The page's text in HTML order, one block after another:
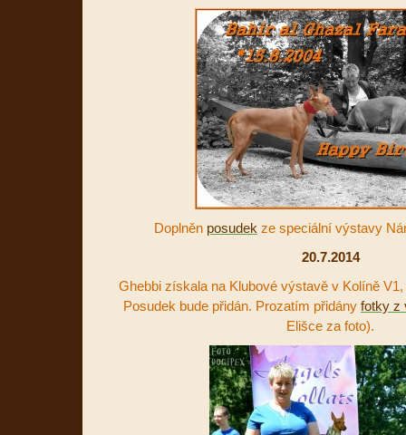
Doplněn posudek ze speciální výstavy
20.7.2014
Ghebbi získala na Klubové výstavě v Kolíně
Posudek bude přidán. Prozatím přidány fotky z
Elišce za foto).